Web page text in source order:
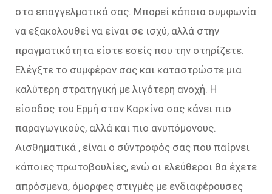
στα επαγγελματικά σας. Μπορεί κάποια συμφωνία
να εξακολουθεί να είναι σε ισχύ, αλλά στην
πραγματικότητα είστε εσείς που την στηρίζετε.
Ελέγξτε το συμφέρον σας και καταστρώστε μια
καλύτερη στρατηγική με λιγότερη ανοχή. Η
είσοδος του Ερμή στον Καρκίνο σας κάνει πιο
παραγωγικούς, αλλά και πιο ανυπόμονους.
Αισθηματικά , είναι ο σύντροφός σας που παίρνει
κάποιες πρωτοβουλίες, ενώ οι ελεύθεροι θα έχετε
απρόσμενα, όμορφες στιγμές με ενδιαφέρουσες